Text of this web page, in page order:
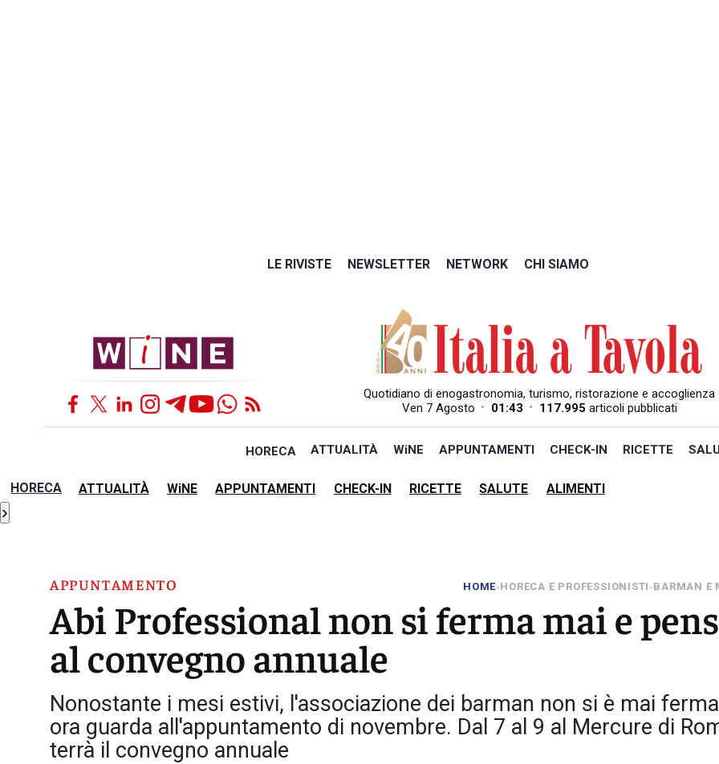
LE RIVISTE NEWSLETTER NETWORK CHI SIAMO
Quotidiano di enogastronomia, turismo, ristorazione e accoglienza
Ven 7 Agosto • 01:43 • 117.995 articoli pubblicati
HORECA ATTUALITÀ WiNE APPUNTAMENTI CHECK-IN RICETTE
HORECA ATTUALITÀ WiNE APPUNTAMENTI CHECK-IN RICETTE SALUTE ALIMENTI
›
APPUNTAMENTO HOME»HORECA E PROFESSIONISTI »BARMAN E
Abi Professional non si ferma mai e
al convegno annuale
Nonostante i mesi estivi, l'associazione dei barman non si è mai
ora guarda all'appuntamento di novembre. Dal 7 al 9 al Mercure di
terrà il convegno annuale